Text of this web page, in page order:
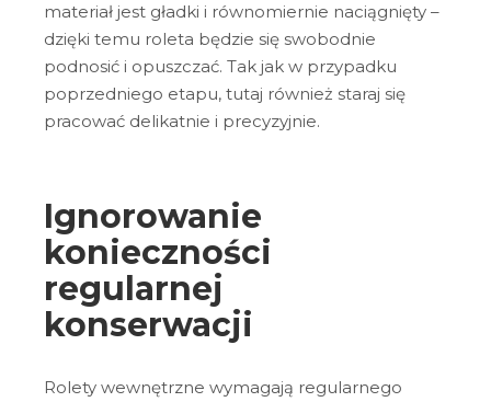
materiał jest gładki i równomiernie naciągnięty –
dzięki temu roleta będzie się swobodnie
podnosić i opuszczać. Tak jak w przypadku
poprzedniego etapu, tutaj również staraj się
pracować delikatnie i precyzyjnie.
Ignorowanie
konieczności
regularnej
konserwacji
Rolety wewnętrzne wymagają regularnego